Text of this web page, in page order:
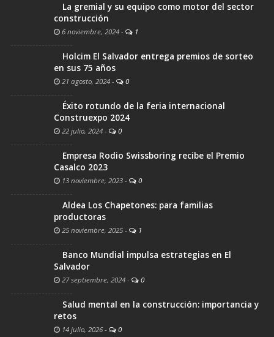
La gremial y su equipo como motor del sector
construcción
6 noviembre, 2024 - 1
Holcim El Salvador entrega premios de sorteo
en sus 75 años
21 agosto, 2024 - 0
Éxito rotundo de la feria internacional
Construexpo 2024
22 julio, 2024 - 0
Empresa Rodio Swissboring recibe el Premio
Casalco 2023
13 noviembre, 2023 - 0
Aldea Los Chapetones: para familias
productoras
25 noviembre, 2025 - 1
Banco Mundial impulsa estrategias en El
Salvador
27 septiembre, 2024 - 0
Salud mental en la construcción: importancia y
retos
14 julio, 2026 - 0